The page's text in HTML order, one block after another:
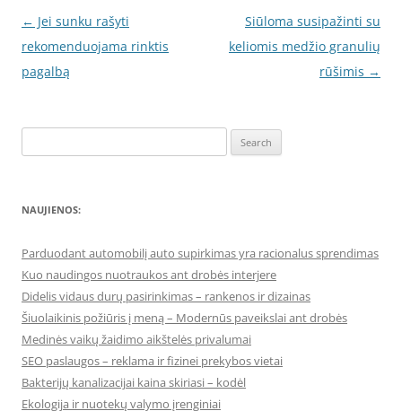
Post
navigation
← Jei sunku rašyti
rekomenduojama rinktis
pagalbą
Siūloma susipažinti su
keliomis medžio granulių
rūšimis →
for:
NAUJIENOS:
Parduodant automobilį auto supirkimas yra racionalus sprendimas
Kuo naudingos nuotraukos ant drobės interjere
Didelis vidaus durų pasirinkimas – rankenos ir dizainas
Šiuolaikinis požiūris į meną – Modernūs paveikslai ant drobės
Medinės vaikų žaidimo aikštelės privalumai
SEO paslaugos – reklama ir fizinei prekybos vietai
Bakterijų kanalizacijai kaina skiriasi – kodėl
Ekologija ir nuotekų valymo įrenginiai